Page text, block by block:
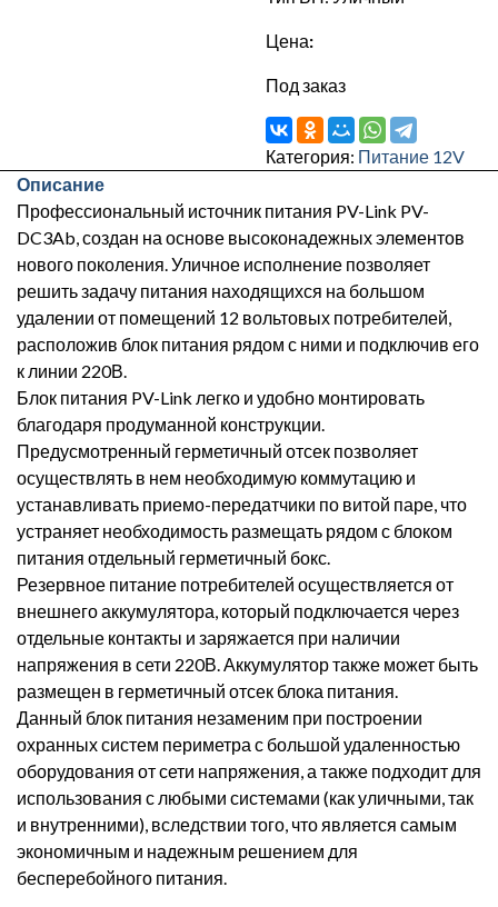
Цена:
Под заказ
Категория: Питание 12V
Описание
Профессиональный источник питания PV-Link PV-
DC3Ab, создан на основе высоконадежных элементов
нового поколения. Уличное исполнение позволяет
решить задачу питания находящихся на большом
удалении от помещений 12 вольтовых потребителей,
расположив блок питания рядом с ними и подключив его
к линии 220В.
Блок питания PV-Link легко и удобно монтировать
благодаря продуманной конструкции.
Предусмотренный герметичный отсек позволяет
осуществлять в нем необходимую коммутацию и
устанавливать приемо-передатчики по витой паре, что
устраняет необходимость размещать рядом с блоком
питания отдельный герметичный бокс.
Резервное питание потребителей осуществляется от
внешнего аккумулятора, который подключается через
отдельные контакты и заряжается при наличии
напряжения в сети 220В. Аккумулятор также может быть
размещен в герметичный отсек блока питания.
Данный блок питания незаменим при построении
охранных систем периметра с большой удаленностью
оборудования от сети напряжения, а также подходит для
использования с любыми системами (как уличными, так
и внутренними), вследствии того, что является самым
экономичным и надежным решением для
бесперебойного питания.